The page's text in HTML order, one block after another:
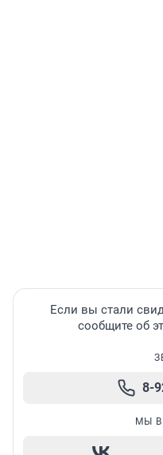
Если вы стали
сообщите об
8-
МЫ